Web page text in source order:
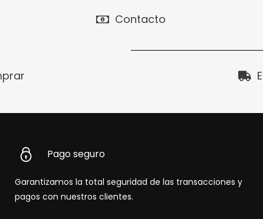
Contacto
Pago seguro
Garantizamos la total seguridad de las transacciones y
pagos con nuestros clientes.